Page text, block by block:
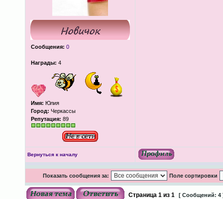
Сообщения: 0
Награды: 4
Имя: Юлия
Город: Черкассы
Репутация: 89
Вернуться к началу
Показать сообщения за: Поле сортировки
Страница 1из 1 [ Сообщений: 4